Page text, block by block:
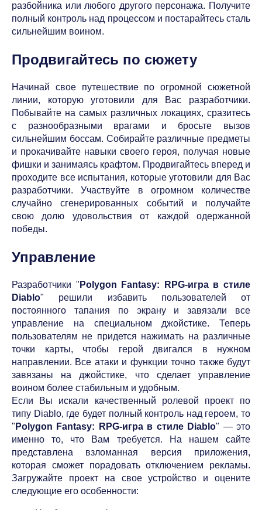
разбойника или любого другого персонажа. Получите
полный контроль над процессом и постарайтесь сталь
сильнейшим воином.
Продвигайтесь по сюжету
Начинай свое путешествие по огромной сюжетной
линии, которую уготовили для Вас разработчики.
Побывайте на самых различных локациях, сразитесь
с разнообразными врагами и бросьте вызов
сильнейшим боссам. Собирайте различные предметы
и прокачивайте навыки своего героя, получая новые
фишки и занимаясь крафтом. Продвигайтесь вперед и
проходите все испытания, которые уготовили для Вас
разработчики. Участвуйте в огромном количестве
случайно сгенерированных событий и получайте
свою долю удовольствия от каждой одержанной
победы.
Управление
Разработчики " Polygon Fantasy: RPG-игра в стиле
Diablo" решили избавить пользователей от
постоянного тапания по экрану и завязали все
управление на специальном джойстике. Теперь
пользователям не придется нажимать на различные
точки карты, чтобы герой двигался в нужном
направлении. Все атаки и функции точно также будут
завязаны на джойстике, что сделает управление
воином более стабильным и удобным.
Если Вы искали качественный ролевой проект по
типу Diablo, где будет полный контроль над героем, то
" Polygon Fantasy: RPG-игра в стиле Diablo" — это
именно то, что Вам требуется. На нашем сайте
представлена взломанная версия приложения,
которая сможет порадовать отключением рекламы.
Загружайте проект на свое устройство и оцените
следующие его особенности: